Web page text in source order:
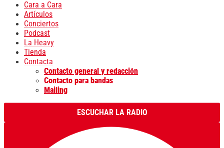
Cara a Cara
Artículos
Conciertos
Podcast
La Heavy
Tienda
Contacta
Contacto general y redacción
Contacto para bandas
Mailing
ESCUCHAR LA RADIO